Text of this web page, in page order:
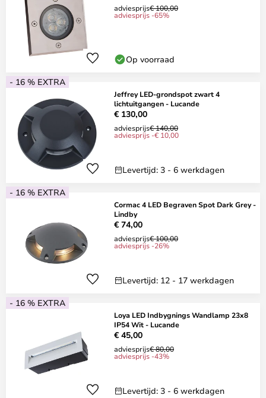
adviesprijs€ 100,00
adviesprijs -65%
Op voorraad
- 16 % EXTRA
Jeffrey LED-grondspot zwart 4
lichtuitgangen - Lucande
€ 130,00
adviesprijs€ 140,00
adviesprijs -€ 10,00
Levertijd: 3 - 6 werkdagen
- 16 % EXTRA
Cormac 4 LED Begraven Spot Dark Grey -
Lindby
€ 74,00
adviesprijs€ 100,00
adviesprijs -26%
Levertijd: 12 - 17 werkdagen
- 16 % EXTRA
Loya LED Indbygnings Wandlamp 23x8
IP54 Wit - Lucande
€ 45,00
adviesprijs€ 80,00
adviesprijs -43%
Levertijd: 3 - 6 werkdagen